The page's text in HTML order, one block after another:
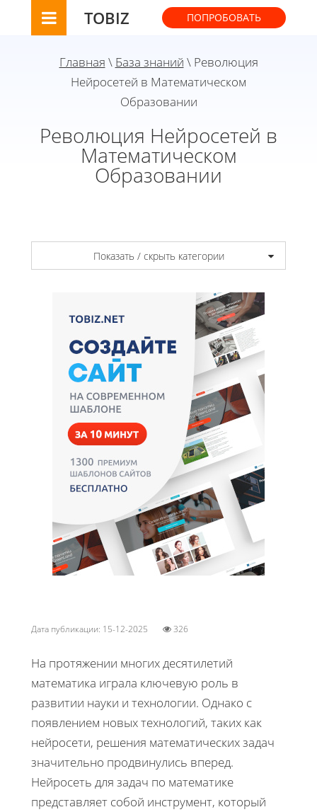
TOBIZ ПОПРОБОВАТЬ
Главная \ База знаний \ Революция
Нейросетей в Математическом
Образовании
Революция Нейросетей в
Математическом
Образовании
Показать / скрыть категории
Дата публикации: 15-12-2025 326
На протяжении многих десятилетий
математика играла ключевую роль в
развитии науки и технологии. Однако с
появлением новых технологий, таких как
нейросети, решения математических задач
значительно продвинулись вперед.
Нейросеть для задач по математике
представляет собой инструмент, который